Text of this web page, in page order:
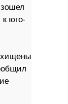
к юго-